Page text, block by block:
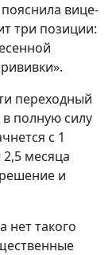
вице-
три позиции:
переходный
полную силу
с 1
месяца
и
нет такого